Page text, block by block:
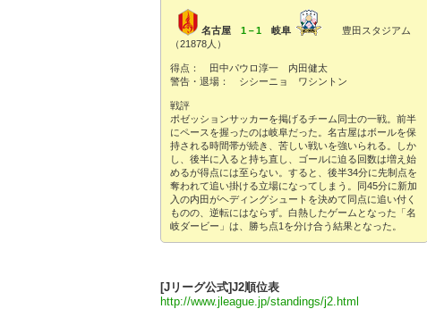
名古屋 1－1 岐阜
豊田スタジアム
（21878人）
得点： 田中パウロ淳一 内田健太
警告・退場： シシーニョ ワシントン
戦評
ポゼッションサッカーを掲げるチーム同士の一戦。前半
にペースを握ったのは岐阜だった。名古屋はボールを保
持される時間帯が続き、苦しい戦いを強いられる。しか
し、後半に入ると持ち直し、ゴールに迫る回数は増え始
めるが得点には至らない。すると、後半34分に先制点を
奪われて追い掛ける立場になってしまう。同45分に新加
入の内田がヘディングシュートを決めて同点に追い付く
ものの、逆転にはならず。白熱したゲームとなった「名
岐ダービー」は、勝ち点1を分け合う結果となった。
[Jリーグ公式]J2順位表
http://www.jleague.jp/standings/j2.html